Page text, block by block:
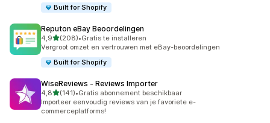
Built for Shopify
Reputon eBay Beoordelingen
4,9van 5 sterren
(208)
208 recensies in totaal
•Gratis te installeren
Vergroot omzet en vertrouwen met eBay-beoordelingen
Built for Shopify
WiseReviews ‑ Reviews Importer
4,8van 5 sterren
(141)
141 recensies in totaal
•Gratis abonnement beschikbaar
Importeer eenvoudig reviews van je favoriete e-
commerceplatforms!